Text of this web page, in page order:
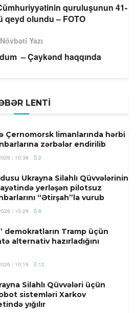
quruluşunun 41-
qeyd olundu – FOTO
Növbəti Yazı
– Çaykənd haqqında
LENTİ
Çernomorsk limanlarında hərbi
zərbələr endirilib
/ 10:38 2
Ukrayna Silahlı Qüvvələrinin
yerləşən pilotsuz
“Ətirşah”la vurub
/ 10:29 8
demokratların Tramp üçün
alternativ hazırladığını
/ 10:19 12
Silahlı Qüvvələri üçün
sistemləri Xarkov
yığılır